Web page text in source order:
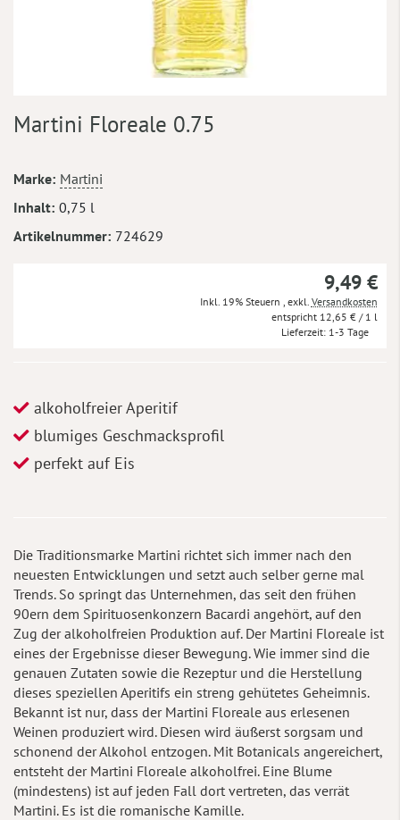
Anfang
springen
Martini Floreale 0.75
Mehr
Informationen
Marke Martini
Inhalt 0,75 l
Artikelnummer 724629
9,49 €
Inkl. 19% Steuern exkl. Versandkosten
12,65 € / 1 l
Lieferzeit 1-3 Tage
alkoholfreier Aperitif
blumiges Geschmacksprofil
perfekt auf Eis
Die Traditionsmarke Martini richtet sich immer nach den
neuesten Entwicklungen und setzt auch selber gerne mal
Trends. So springt das Unternehmen, das seit den frühen
90ern dem Spirituosenkonzern Bacardi angehört, auf den
Zug der alkoholfreien Produktion auf. Der Martini Floreale ist
eines der Ergebnisse dieser Bewegung. Wie immer sind die
genauen Zutaten sowie die Rezeptur und die Herstellung
dieses speziellen Aperitifs ein streng gehütetes Geheimnis.
Bekannt ist nur, dass der Martini Floreale aus erlesenen
Weinen produziert wird. Diesen wird äußerst sorgsam und
schonend der Alkohol entzogen. Mit Botanicals angereichert,
entsteht der Martini Floreale alkoholfrei. Eine Blume
(mindestens) ist auf jeden Fall dort vertreten, das verrät
Martini. Es ist die romanische Kamille.